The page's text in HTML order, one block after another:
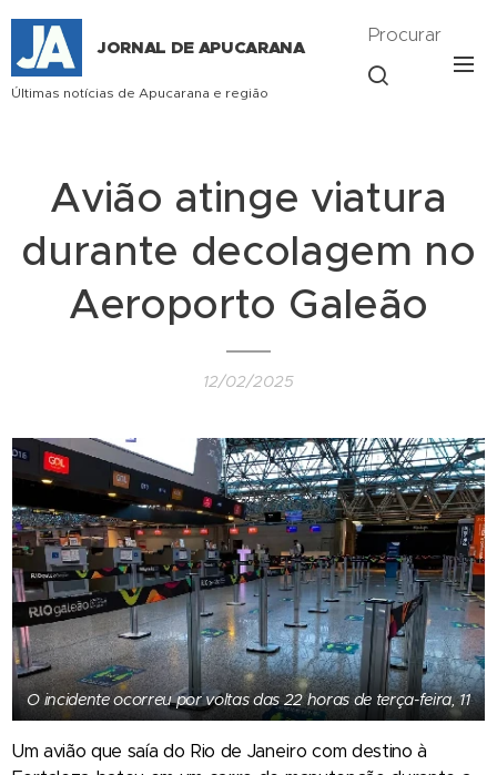
JORNAL DE APUCARANA
Últimas notícias de Apucarana e região
Procurar
Avião atinge viatura
durante decolagem no
Aeroporto Galeão
12/02/2025
O incidente ocorreu por voltas das 22 horas de terça-feira, 11
Um avião que saía do Rio de Janeiro com destino à